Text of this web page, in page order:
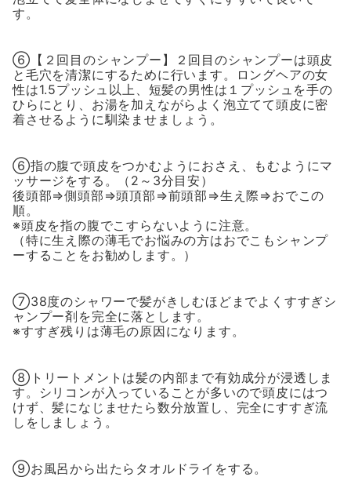
す。
⑥【２回目のシャンプー】２回目のシャンプーは頭皮
と毛穴を清潔にするために行います。ロングヘアの女
性は1.5プッシュ以上、短髪の男性は１プッシュを手の
ひらにとり、お湯を加えながらよく泡立てて頭皮に密
着させるように馴染ませましょう。
⑥指の腹で頭皮をつかむようにおさえ、もむようにマ
ッサージをする。（2～3分目安）
後頭部⇒側頭部⇒頭頂部⇒前頭部⇒生え際⇒おでこの
順。
※頭皮を指の腹でこすらないように注意。
（特に生え際の薄毛でお悩みの方はおでこもシャンプ
ーすることをお勧めします。）
⑦38度のシャワーで髪がきしむほどまでよくすすぎシ
ャンプー剤を完全に落とします。
※すすぎ残りは薄毛の原因になります。
⑧トリートメントは髪の内部まで有効成分が浸透しま
す。シリコンが入っていることが多いので頭皮にはつ
けず、髪になじませたら数分放置し、完全にすすぎ流
しをしましょう。
⑨お風呂から出たらタオルドライをする。